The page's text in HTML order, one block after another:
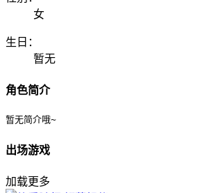
女
生日：
暂无
角色简介
暂无简介哦~
出场游戏
加载更多